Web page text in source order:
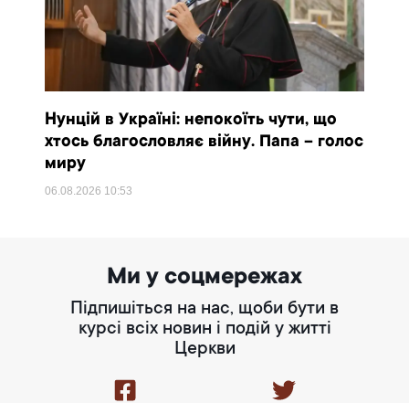
Нунцій в Україні: непокоїть чути, що
хтось благословляє війну. Папа – голос
миру
06.08.2026 10:53
Ми у соцмережах
Підпишіться на нас, щоби бути в
курсі всіх новин і подій у житті
Церкви